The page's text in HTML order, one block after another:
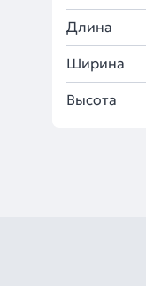
Длина
Ширина
Высота